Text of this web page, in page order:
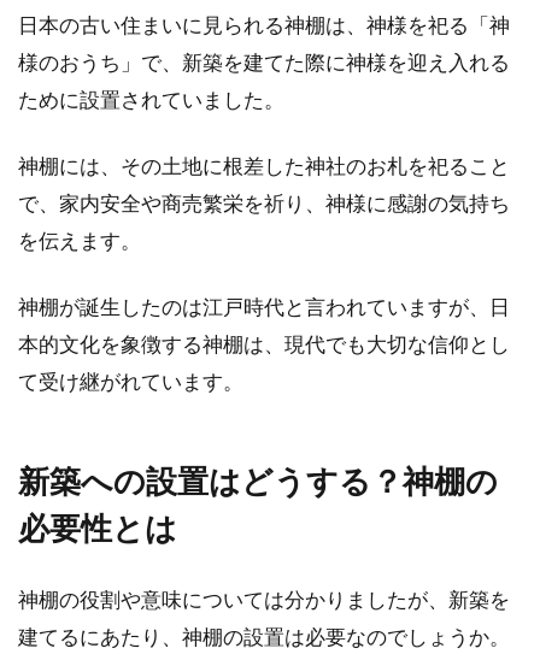
の種類・収納力がポイント
てもSNS映えする写真が撮れなかった、という
いざ、新築へ引越しや引き渡しとなったとき、
多くの方が日取りを気にするのではないでしょ
に合わせて物件を探すことが多いのではないで
日本の古い住まいに見られる神棚は、神様を祀る「神
様のおうち」で、新築を建てた際に神様を迎え入れる
ために設置されていました。
神棚には、その土地に根差した神社のお札を祀ること
で、家内安全や商売繁栄を祈り、神様に感謝の気持ち
を伝えます。
神棚が誕生したのは江戸時代と言われていますが、日
本的文化を象徴する神棚は、現代でも大切な信仰とし
て受け継がれています。
新築への設置はどうする？神棚の
必要性とは
神棚の役割や意味については分かりましたが、新築を
建てるにあたり、神棚の設置は必要なのでしょうか。